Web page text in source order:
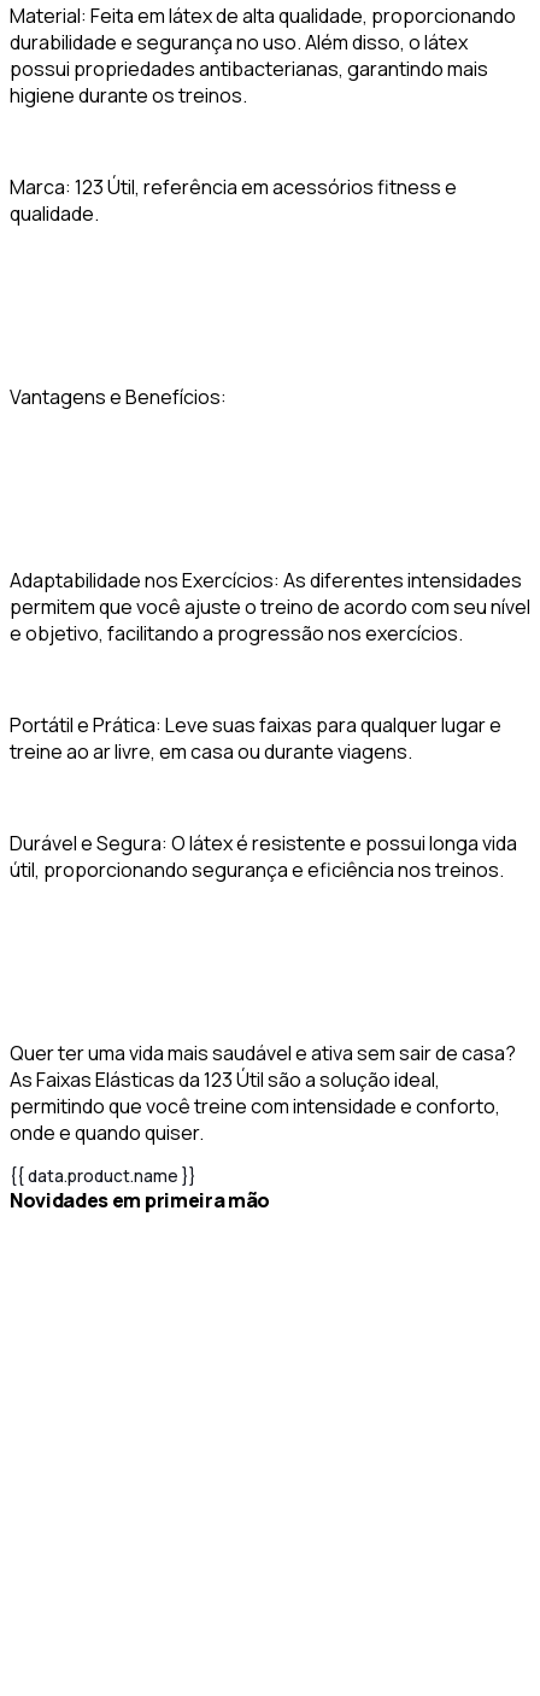
Material: Feita em látex de alta qualidade, proporcionando
durabilidade e segurança no uso. Além disso, o látex
possui propriedades antibacterianas, garantindo mais
higiene durante os treinos.
Marca: 123 Útil, referência em acessórios fitness e
qualidade.
Vantagens e Benefícios:
Adaptabilidade nos Exercícios: As diferentes intensidades
permitem que você ajuste o treino de acordo com seu nível
e objetivo, facilitando a progressão nos exercícios.
Portátil e Prática: Leve suas faixas para qualquer lugar e
treine ao ar livre, em casa ou durante viagens.
Durável e Segura: O látex é resistente e possui longa vida
útil, proporcionando segurança e eficiência nos treinos.
Quer ter uma vida mais saudável e ativa sem sair de casa?
As Faixas Elásticas da 123 Útil são a solução ideal,
permitindo que você treine com intensidade e conforto,
onde e quando quiser.
{{ data.product.name }}
novidades em primeira mão